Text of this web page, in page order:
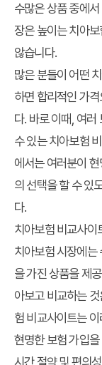
수많은 상품 중에
장은 높이는 치아
않습니다.
많은 분들이 어떤
하면 합리적인 가
다. 바로 이때, 여러
수 있는 치아보험
에서는 여러분이
의 선택을 할 수 있
다.
치아보험 비교사이
치아보험 시장에는
을 가진 상품을 제
아보고 비교하는
험 비교사이트는
현명한 보험 가입
시간 절약 및 편의